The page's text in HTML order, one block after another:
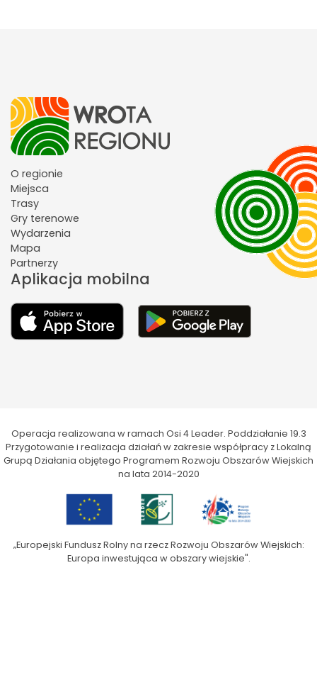
O regionie
Miejsca
Trasy
Gry terenowe
Wydarzenia
Mapa
Partnerzy
Aplikacja mobilna
Operacja realizowana w ramach Osi 4 Leader. Poddziałanie 19.3
Przygotowanie i realizacja działań w zakresie współpracy z Lokalną
Grupą Działania objętego Programem Rozwoju Obszarów Wiejskich
na lata 2014-2020
„Europejski Fundusz Rolny na rzecz Rozwoju Obszarów Wiejskich:
Europa inwestująca w obszary wiejskie".